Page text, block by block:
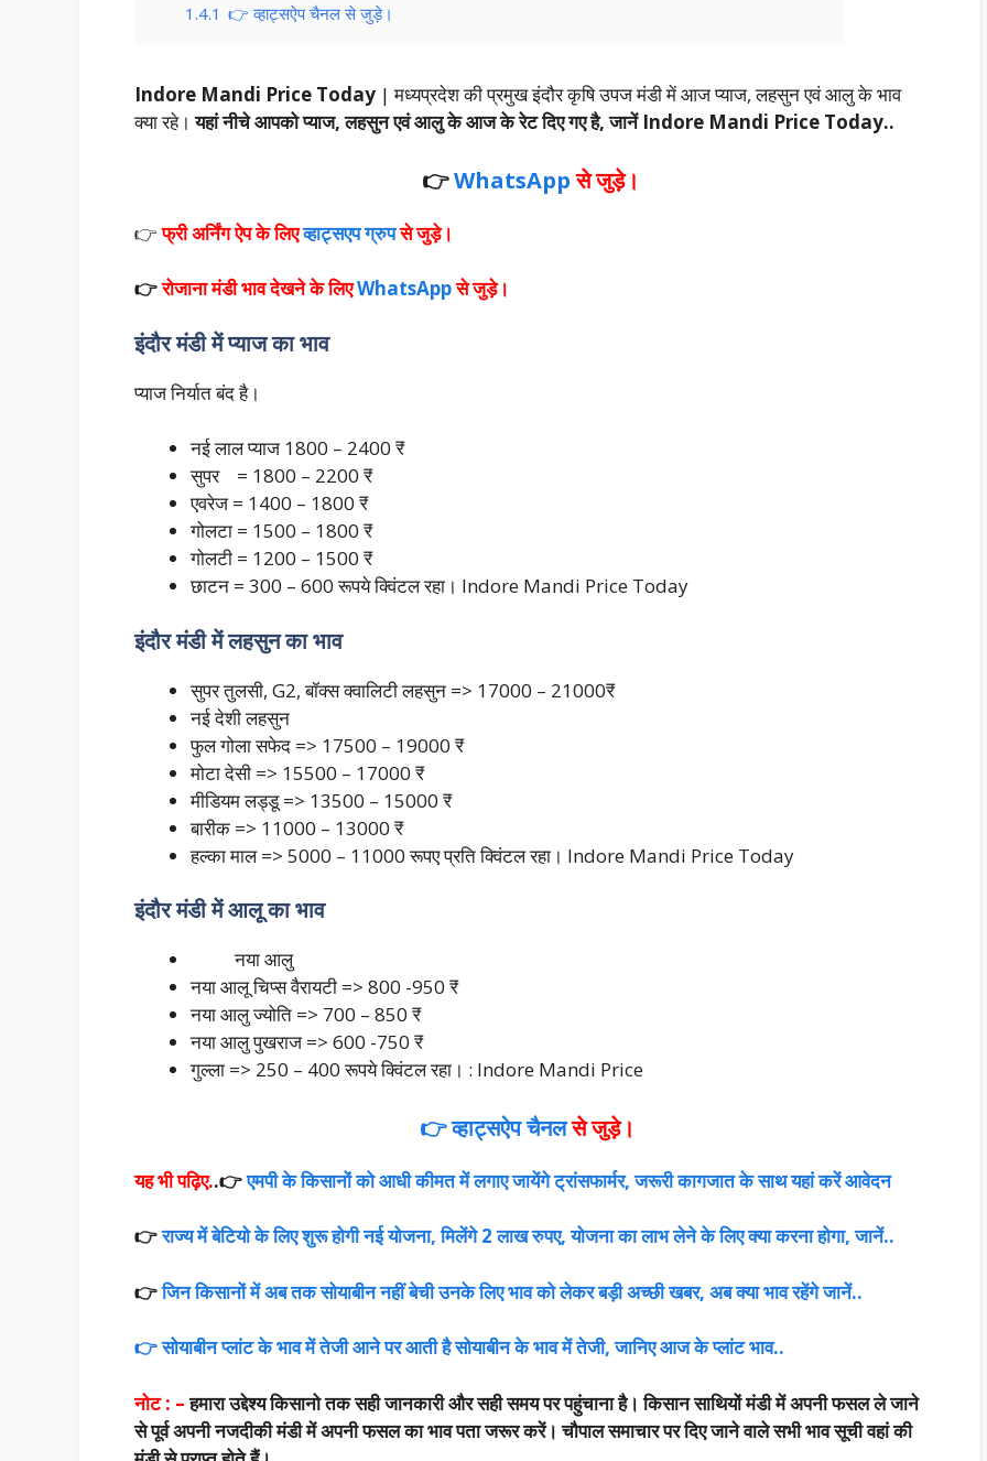
1.4.1 👉 व्हाट्सऐप चैनल से जुड़े।
Indore Mandi Price Today | मध्यप्रदेश की प्रमुख इंदौर कृषि उपज मंडी में आज प्याज, लहसुन एवं आलु के भाव
क्या रहे।यहां नीचे आपको प्याज, लहसुन एवं आलु के आज के रेट दिए गए है, जानें Indore Mandi Price Today..
👉WhatsApp से जुड़े।
👉फ्री अर्निंग ऐप के लिएव्हाट्सएप ग्रुपसे जुड़े।
👉रोजाना मंडी भाव देखने के लिएWhatsAppसे जुड़े।
इंदौर मंडी में प्याज का भाव
प्याज निर्यात बंद है।
नई लाल प्याज 1800 – 2400 ₹
सुपर = 1800 – 2200 ₹
एवरेज = 1400 – 1800 ₹
गोलटा = 1500 – 1800 ₹
गोलटी = 1200 – 1500 ₹
छाटन = 300 – 600 रूपये क्विंटल रहा। Indore Mandi Price Today
इंदौर मंडी में लहसुन का भाव
सुपर तुलसी, G2, बॉक्स क्वालिटी लहसुन => 17000 – 21000₹
नई देशी लहसुन
फुल गोला सफेद => 17500 – 19000 ₹
मोटा देसी => 15500 – 17000 ₹
मीडियम लड्डू => 13500 – 15000 ₹
बारीक => 11000 – 13000 ₹
हल्का माल => 5000 – 11000 रूपए प्रति क्विंटल रहा। Indore Mandi Price Today
इंदौर मंडी में आलू का भाव
नया आलु
नया आलू चिप्स वैरायटी => 800 -950 ₹
नया आलु ज्योति => 700 – 850 ₹
नया आलु पुखराज => 600 -750 ₹
गुल्ला => 250 – 400 रूपये क्विंटल रहा। : Indore Mandi Price
👉 व्हाट्सऐप चैनलसे जुड़े।
यह भी पढ़िए..👉एमपी के किसानों को आधी कीमत में लगाए जायेंगे ट्रांसफार्मर, जरूरी कागजात के साथ यहां करें आवेदन
👉राज्य में बेटियो के लिए शुरू होगी नई योजना, मिलेंगे 2 लाख रुपए, योजना का लाभ लेने के लिए क्या करना होगा, जानें..
👉जिन किसानों में अब तक सोयाबीन नहीं बेची उनके लिए भाव को लेकर बड़ी अच्छी खबर, अब क्या भाव रहेंगे जानें..
👉 सोयाबीन प्लांट के भाव में तेजी आने पर आती है सोयाबीन के भाव में तेजी, जानिए आज के प्लांट भाव..
नोट : – हमारा उद्देश्य किसानो तक सही जानकारी और सही समय पर पहुंचाना है। किसान साथियों मंडी में अपनी फसल ले जाने
से पूर्व अपनी नजदीकी मंडी में अपनी फसल का भाव पता जरूर करें। चौपाल समाचार पर दिए जाने वाले सभी भाव सूची वहां की